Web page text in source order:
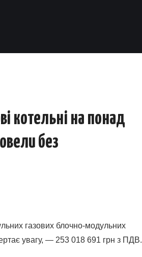
котельні на понад
без
газових блочно-модульних
увагу, — 253 018 691 грн з ПДВ.